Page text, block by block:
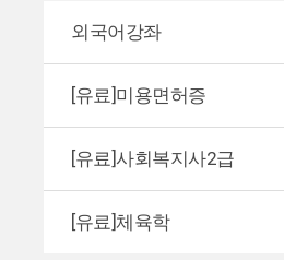
외국어강좌
[유료]미용면허증
[유료]사회복지사2급
[유료]체육학